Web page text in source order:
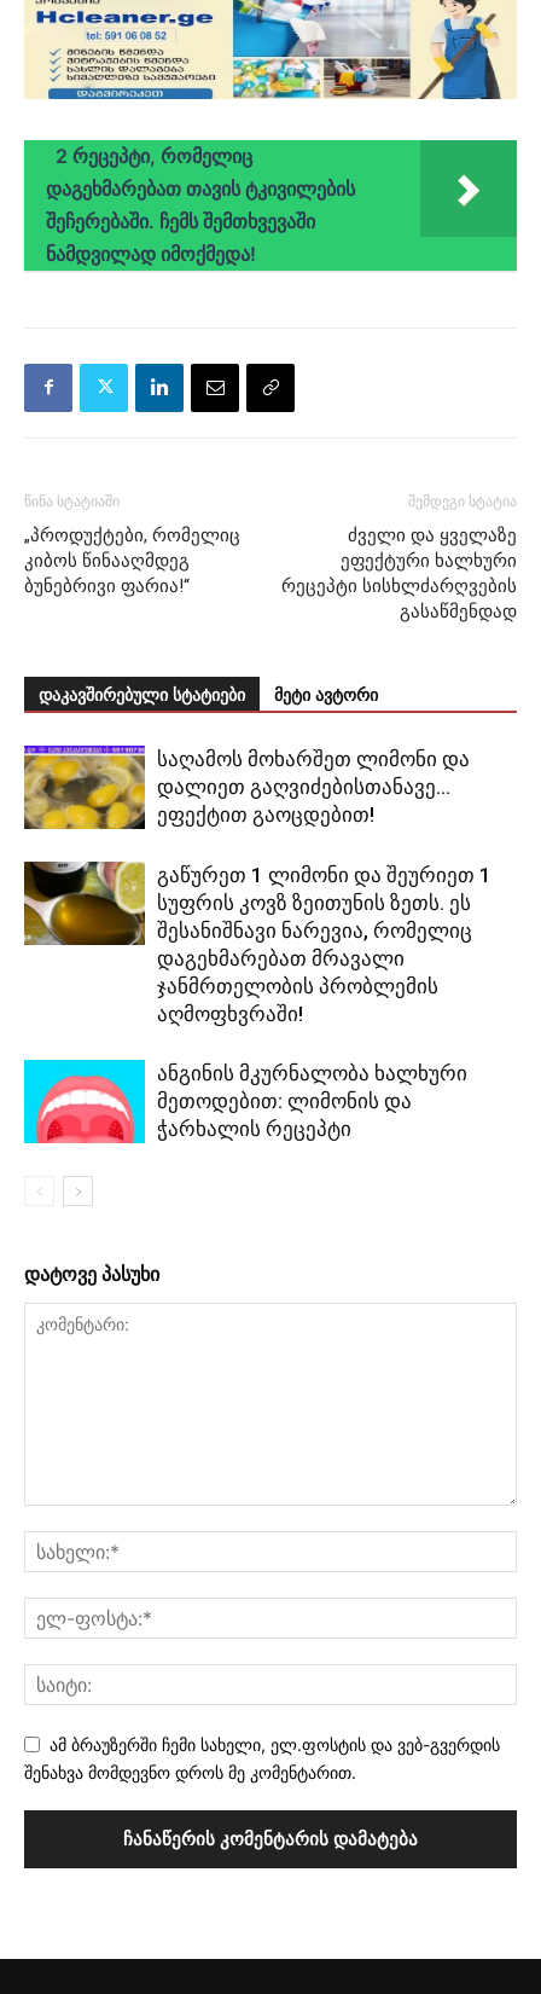
2 რეცეპტი, რომელიც
დაგეხმარებათ თავის ტკივილების
შეჩერებაში. ჩემს შემთხვევაში
ნამდვილად იმოქმედა!
წინა სტატიაში
„პროდუქტები, რომელიც
კიბოს წინააღმდეგ
ბუნებრივი ფარია!“
შემდეგი სტატია
ძველი და ყველაზე
ეფექტური ხალხური
რეცეპტი სისხლძარღვების
გასაწმენდად
დაკავშირებული სტატიები მეტი ავტორი
საღამოს მოხარშეთ ლიმონი და
დალიეთ გაღვიძებისთანავე…
ეფექტით გაოცდებით!
გაწურეთ 1 ლიმონი და შეურიეთ 1
სუფრის კოვზ ზეითუნის ზეთს. ეს
შესანიშნავი ნარევია, რომელიც
დაგეხმარებათ მრავალი
ჯანმრთელობის პრობლემის
აღმოფხვრაში!
ანგინის მკურნალობა ხალხური
მეთოდებით: ლიმონის და
ჭარხალის რეცეპტი
დატოვე პასუხი
ამ ბრაუზერში ჩემი სახელი, ელ.ფოსტის და ვებ-გვერდის
შენახვა მომდევნო დროს მე კომენტარით.